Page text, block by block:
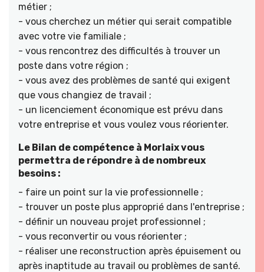
métier ;
- vous cherchez un métier qui serait compatible
avec votre vie familiale ;
- vous rencontrez des difficultés à trouver un
poste dans votre région ;
- vous avez des problèmes de santé qui exigent
que vous changiez de travail ;
- un licenciement économique est prévu dans
votre entreprise et vous voulez vous réorienter.
Le Bilan de compétence à Morlaix vous
permettra de répondre à de nombreux
besoins :
- faire un point sur la vie professionnelle ;
- trouver un poste plus approprié dans l'entreprise ;
- définir un nouveau projet professionnel ;
- vous reconvertir ou vous réorienter ;
- réaliser une reconstruction après épuisement ou
après inaptitude au travail ou problèmes de santé.